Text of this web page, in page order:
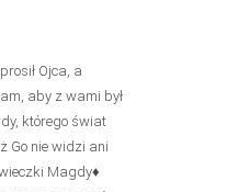
Ojca, a
aby z wami był
którego świat
Go nie widzi ani
Magdy♦